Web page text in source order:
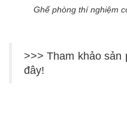
Ghế phòng thí nghiệm
>>> Tham khảo sản
đây!